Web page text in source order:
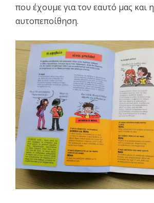
που έχουμε για τον εαυτό μας και η
αυτοπεποίθηση.